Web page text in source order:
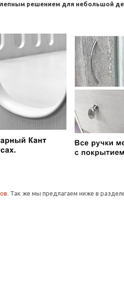
решением для небольшой
. Так же мы предлагаем ниже в